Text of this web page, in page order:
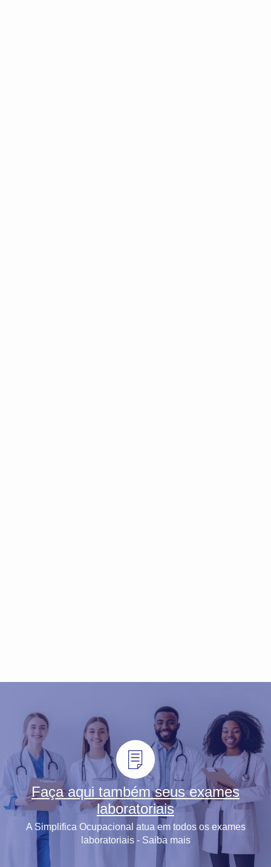
Faça aqui também seus exames
laboratoriais
A Simplifica Ocupacional atua em todos os exames
laboratoriais - Saiba mais